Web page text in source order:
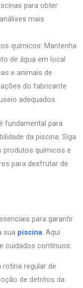
para obter
mais
químicos: Mantenha
de água em local
e animais de
do fabricante
adequados.
fundamental para
da piscina. Siga
produtos químicos e
para desfrutar de
para garantir
sua piscina . Aqui
cuidados contínuos:
rotina regular de
de detritos da